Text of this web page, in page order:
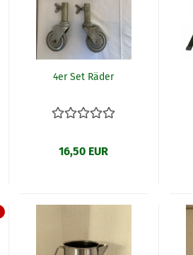
4er Set Räder
16,50 EUR